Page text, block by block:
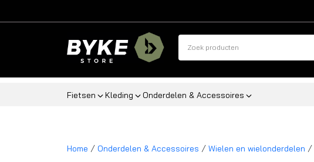
Fietsen Kleding Onderdelen & Accessoires
Home / Onderdelen & Accessoires / Wielen en wielonderdelen /